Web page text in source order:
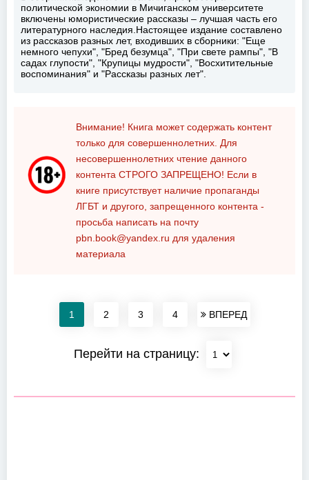
политической экономии в Мичиганском университете
включены юмористические рассказы – лучшая часть его
литературного наследия.Настоящее издание составлено
из рассказов разных лет, входивших в сборники: "Еще
немного чепухи", "Бред безумца", "При свете рампы", "В
садах глупости", "Крупицы мудрости", "Восхитительные
воспоминания" и "Рассказы разных лет".
Внимание! Книга может содержать контент
только для совершеннолетних. Для
несовершеннолетних чтение данного
контента СТРОГО ЗАПРЕЩЕНО! Если в
книге присутствует наличие пропаганды
ЛГБТ и другого, запрещенного контента -
просьба написать на почту
pbn.book@yandex.ru для удаления
материала
1 2 3 4 ВПЕРЕД
Перейти на страницу: